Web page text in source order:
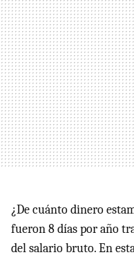
¿De cuánto dinero
fueron 8 días por año
del salario bruto. En